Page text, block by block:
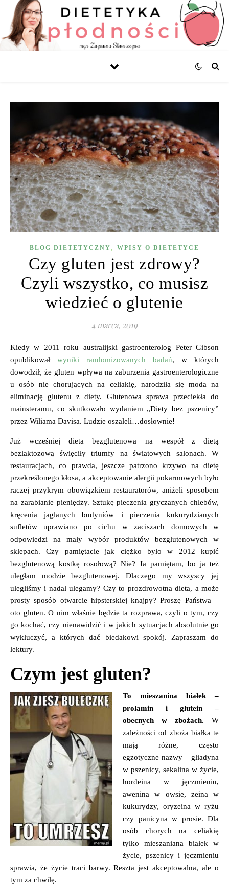
BLOG DIETETYCZNY , WPISY O DIETETYCE
Czy gluten jest zdrowy?
Czyli wszystko, co musisz
wiedzieć o glutenie
4 marca, 2019
Kiedy w 2011 roku australijski gastroenterolog Peter Gibson
opublikował wyniki randomizowanych badań, w których
dowodził, że gluten wpływa na zaburzenia gastroenterologiczne
u osób nie chorujących na celiakię, narodziła się moda na
eliminację glutenu z diety. Glutenowa sprawa przeciekła do
mainsteramu, co skutkowało wydaniem „Diety bez pszenicy”
przez Wiliama Davisa. Ludzie oszaleli…dosłownie!
Już wcześniej dieta bezglutenowa na wespół z dietą
bezlaktozową święciły triumfy na światowych salonach. W
restauracjach, co prawda, jeszcze patrzono krzywo na dietę
przekreślonego kłosa, a akceptowanie alergii pokarmowych było
raczej przykrym obowiązkiem restauratorów, aniżeli sposobem
na zarabianie pieniędzy. Sztukę pieczenia gryczanych chlebów,
kręcenia jaglanych budyniów i pieczenia kukurydzianych
sufletów uprawiano po cichu w zaciszach domowych w
odpowiedzi na mały wybór produktów bezglutenowych w
sklepach. Czy pamiętacie jak ciężko było w 2012 kupić
bezglutenową kostkę rosołową? Nie? Ja pamiętam, bo ja też
uległam modzie bezglutenowej. Dlaczego my wszyscy jej
ulegliśmy i nadal ulegamy? Czy to prozdrowotna dieta, a może
prosty sposób otwarcie hipsterskiej knajpy? Proszę Państwa –
oto gluten. O nim właśnie będzie ta rozprawa, czyli o tym, czy
go kochać, czy nienawidzić i w jakich sytuacjach absolutnie go
wykluczyć, a których dać biedakowi spokój. Zapraszam do
lektury.
Czym jest gluten?
To mieszanina białek –
prolamin i glutein –
obecnych w zbożach. W
zależności od zboża białka te
mają różne, często
egzotyczne nazwy – gliadyna
w pszenicy, sekalina w życie,
hordeina w jęczmieniu,
awenina w owsie, zeina w
kukurydzy, oryzeina w ryżu
czy panicyna w prosie. Dla
osób chorych na celiakię
tylko mieszaniana białek w
życie, pszenicy i jęczmieniu
sprawia, że życie traci barwy. Reszta jest akceptowalna, ale o
tym za chwilę.